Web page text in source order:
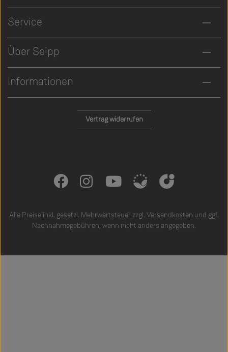
Service
Über Seipp
Informationen
Vertrag widerrufen
Alle Preise inkl. gesetzl. Mehrwertsteuer zzgl. Versandkosten und ggf.
Nachnahmegebühren, wenn nicht anders angegeben.